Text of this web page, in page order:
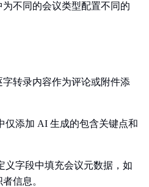
不同的会议类型配置不同的
字转录内容作为评论或附件添
仅添加 AI 生成的包含关键点和
义字段中填充会议元数据，如
信息。